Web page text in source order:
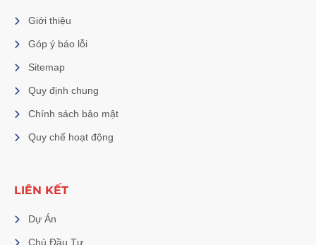
Giới thiệu
Góp ý báo lỗi
Sitemap
Quy định chung
Chính sách bảo mật
Quy chế hoạt động
LIÊN KẾT
Dự Án
Chủ Đầu Tư